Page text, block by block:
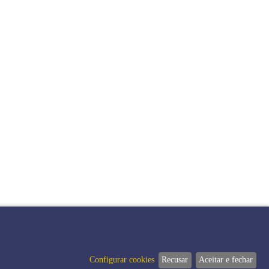
Configurar cookies Recusar Aceitar e fechar